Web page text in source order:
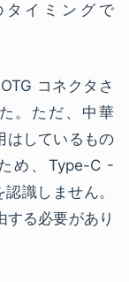
タイミングで
コネクタさ
。ただ、中華
はしているもの
め、Type-C -
識しません。
る必要があり